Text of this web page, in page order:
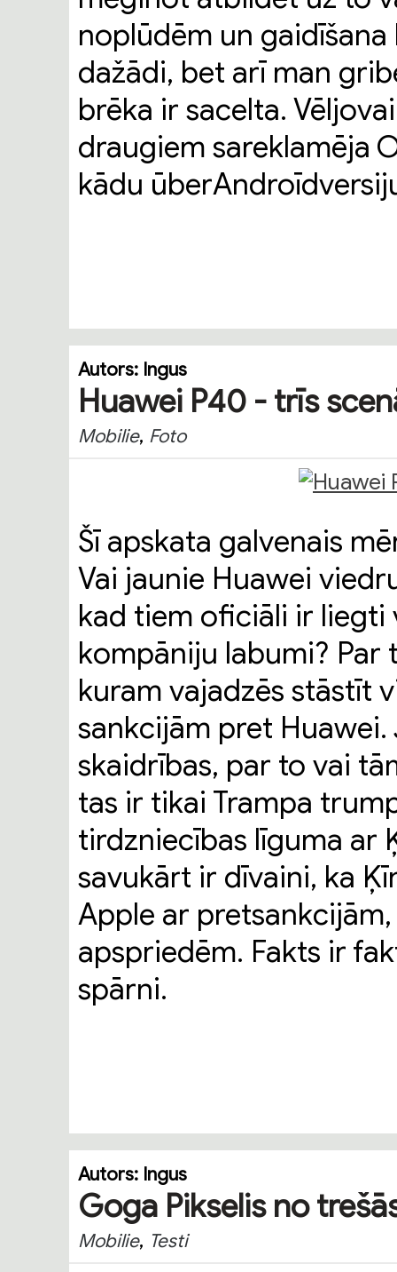
noplūdēm un
dažādi, bet arī man
brēka ir sacelta.
draugiem sareklamēja
kādu
Autors: Ingus
Huawei P40 - trīs
Mobilie, Foto
Šī apskata galvenais
Vai jaunie Huawei
kad tiem oficiāli ir liegti
kompāniju labumi? Par
kuram vajadzēs stāstīt
sankcijām pret
skaidrības, par to vai
tas ir tikai Trampa
tirdzniecības līguma ar
savukārt ir dīvaini, ka
Apple ar
apspriedēm. Fakts ir
spārni.
Autors: Ingus
Goga Pikselis no
Mobilie, Testi